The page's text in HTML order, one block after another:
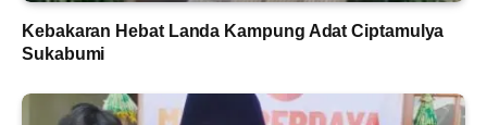
Kebakaran Hebat Landa Kampung Adat Ciptamulya
Sukabumi